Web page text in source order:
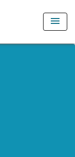
menu